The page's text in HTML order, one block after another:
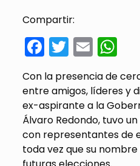
Compartir:
Facebook
Twitter
Email
Con la presencia de
entre amigos, líderes y
ex-aspirante a la
Álvaro Redondo, tuvo
con representantes de
toda vez que su